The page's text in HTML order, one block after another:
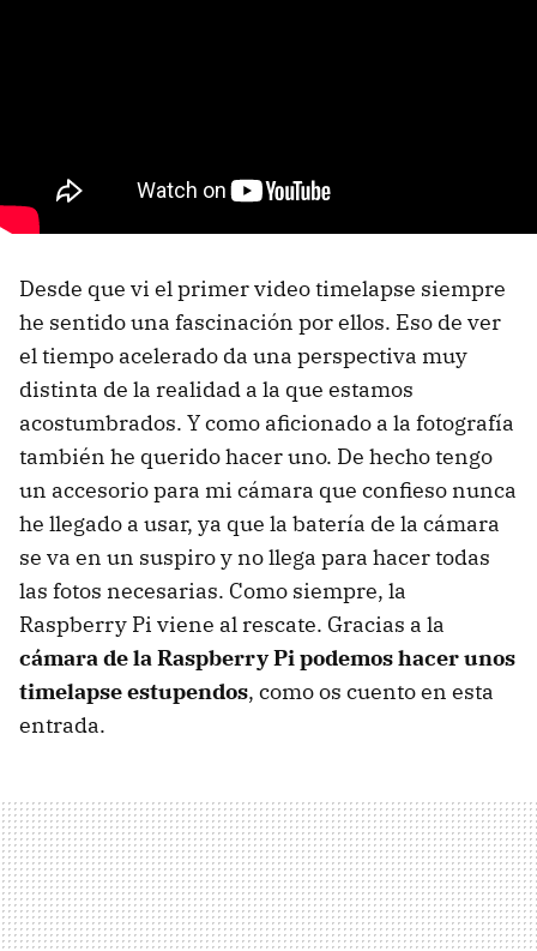
Desde que vi el primer video timelapse siempre
he sentido una fascinación por ellos. Eso de ver
el tiempo acelerado da una perspectiva muy
distinta de la realidad a la que estamos
acostumbrados. Y como aficionado a la fotografía
también he querido hacer uno. De hecho tengo
un accesorio para mi cámara que confieso nunca
he llegado a usar, ya que la batería de la cámara
se va en un suspiro y no llega para hacer todas
las fotos necesarias. Como siempre, la
Raspberry Pi viene al rescate. Gracias a la
cámara de la Raspberry Pi podemos hacer unos
timelapse estupendos, como os cuento en esta
entrada.